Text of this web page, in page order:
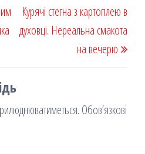
Курячі стегна з картоплею в
духовці. Нереальна смакота
на вечерю
Обов’язкові